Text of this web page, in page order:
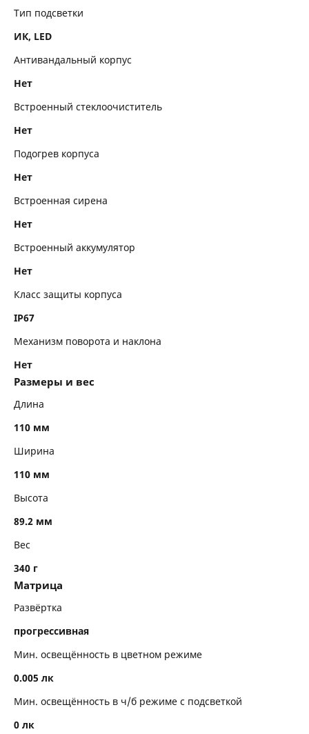
Тип подсветки
ИК, LED
Антивандальный корпус
Нет
Встроенный стеклоочиститель
Нет
Подогрев корпуса
Нет
Встроенная сирена
Нет
Встроенный аккумулятор
Нет
Класс защиты корпуса
IP67
Механизм поворота и наклона
Нет
Размеры и вес
Длина
110 мм
Ширина
110 мм
Высота
89.2 мм
Вес
340 г
Матрица
Развёртка
прогрессивная
Мин. освещённость в цветном режиме
0.005 лк
Мин. освещённость в ч/б режиме с подсветкой
0 лк